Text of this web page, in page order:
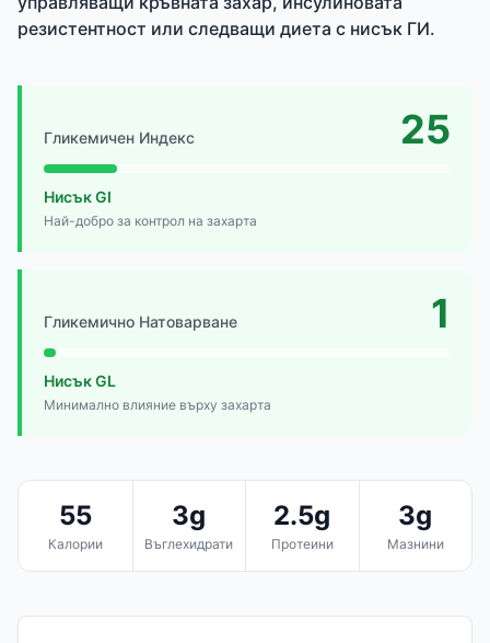
резистентност или следващи диета с нисък ГИ.
Гликемичен Индекс 25
Нисък GI
Най-добро за контрол на захарта
Гликемично Натоварване 1
Нисък GL
Минимално влияние върху захарта
55
Калории
3g
Въглехидрати
2.5g
Протеини
3g
Мазнини